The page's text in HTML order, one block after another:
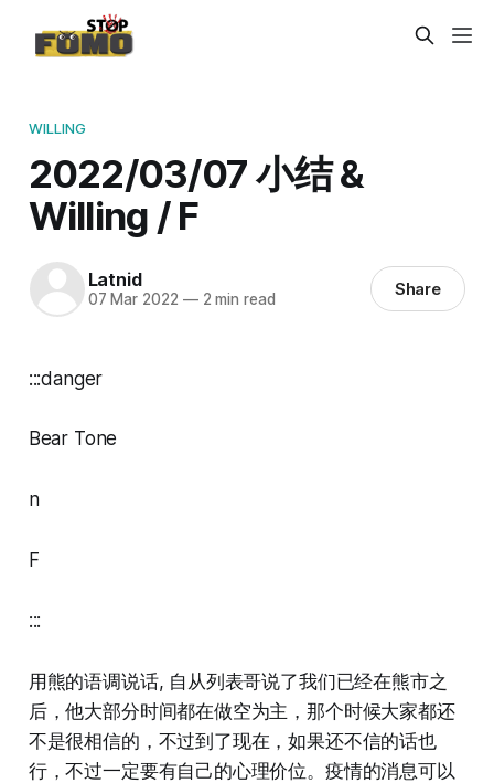
WILLING
2022/03/07 小结 &
Willing / F
Latnid
07 Mar 2022 —2 min read Share
:::danger
Bear Tone
n
F
:::
用熊的语调说话, 自从列表哥说了我们已经在熊市之
后，他大部分时间都在做空为主，那个时候大家都还
不是很相信的，不过到了现在，如果还不信的话也
行，不过一定要有自己的心理价位。疫情的消息可以